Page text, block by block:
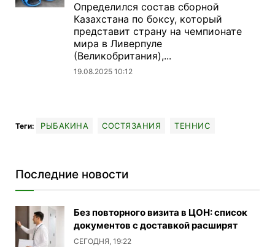
Определился состав сборной
Казахстана по боксу, который
представит страну на чемпионате
мира в Ливерпуле
(Великобритания),...
19.08.2025 10:12
Теги: РЫБАКИНА СОСТЯЗАНИЯ ТЕННИС
Последние новости
Без повторного визита в ЦОН: список
документов с доставкой расширят
СЕГОДНЯ, 19:22